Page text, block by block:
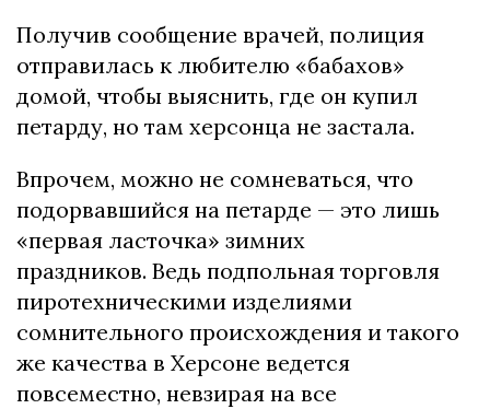
Получив сообщение врачей, полиция
отправилась к любителю «бабахов»
домой, чтобы выяснить, где он купил
петарду, но там херсонца не застала.
Впрочем, можно не сомневаться, что
подорвавшийся на петарде — это лишь
«первая ласточка» зимних
праздников. Ведь подпольная торговля
пиротехническими изделиями
сомнительного происхождения и такого
же качества в Херсоне ведется
повсеместно, невзирая на все